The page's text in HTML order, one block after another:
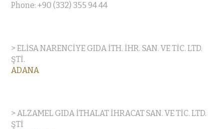
Phone: +90 (332) 355 94 44
> ELİSA NARENCİYE GIDA İTH. İHR. SAN. VE TİC. LTD.
ŞTİ.
ADANA
> ALZAMEL GIDA İTHALAT İHRACAT SAN. VE TİC. LTD.
ŞTİ